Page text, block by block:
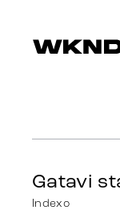
Gatavi
Indexo